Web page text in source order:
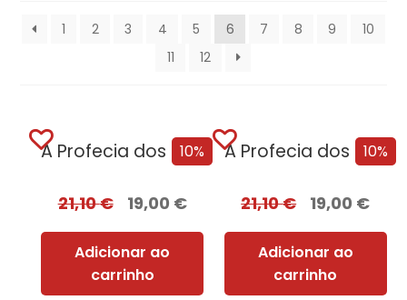
1 2 3 4 5 6 7 8 9
10
11
12
10%
A Profecia dos Dois Lobos
21,10€ 19,00 €
Adicionar ao
carrinho
10%
A Profecia dos Dois Lobos + Oferta A Filha do Irlandês
21,10€ 19,00 €
Adicionar ao
carrinho